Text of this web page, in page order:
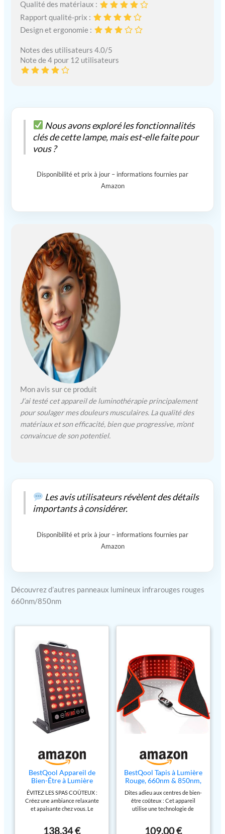
Qualité des matériaux :
Rapport qualité-prix :
Design et ergonomie :
Notes des utilisateurs 4.0/5
Note de 4 pour 12 utilisateurs
Nous avons exploré les fonctionnalités
clés de cette lampe, mais est-elle faite pour
vous ?
Disponibilité et prix à jour – informations fournies par
Amazon
Mon avis sur ce produit
J’ai testé cet appareil de luminothérapie principalement
pour soulager mes douleurs musculaires. La qualité des
matériaux et son efficacité, bien que progressive, m’ont
convaincue de son potentiel.
Les avis utilisateurs révèlent des détails
importants à considérer.
Disponibilité et prix à jour – informations fournies par
Amazon
Découvrez d’autres panneaux lumineux infrarouges rouges
660nm/850nm
BestQool Appareil de
Bien-Être à Lumière
Rouge, 660nm & 850nm
Technologie Lumière
Rouge avec Minuterie,
Qualité Premium, Haute
Lumière Rouge, 50W
ÉVITEZ LES SPAS COÛTEUX :
Créez une ambiance relaxante
et apaisante chez vous. Le
138,34 €
BestQool Tapis à Lumière
Rouge, 660nm & 850nm,
Triple Puce, 3 Modes, 4
Niveaux d’Intensité,
Mode Pulsé 10Hz,
Portable, Qualité Haute
Dites adieu aux centres de bien-
être coûteux : Cet appareil
utilise une technologie de
109,00 €